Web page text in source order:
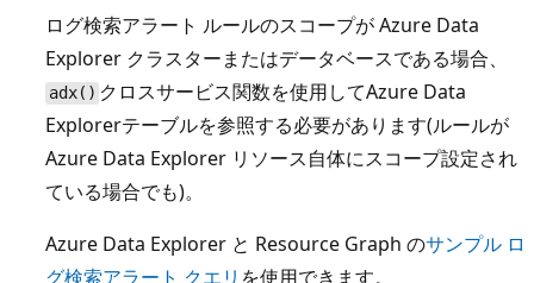
ログ検索アラート ルールのスコープが Azure Data
Explorer クラスターまたはデータベースである場合、
adx() クロスサービス関数を使用してAzure Data
Explorerテーブルを参照する必要があります(ルールが
Azure Data Explorer リソース自体にスコープ設定され
ている場合でも)。
Azure Data Explorer と Resource Graph のサンプル ロ
グ検索アラート クエリ を使用できます。